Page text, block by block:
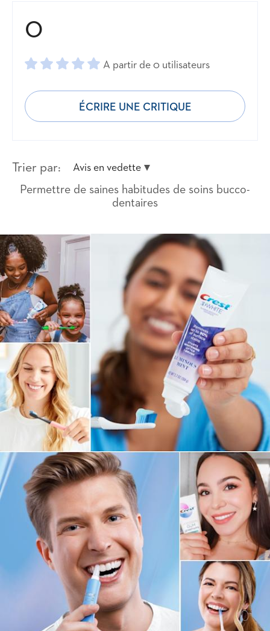
0
A partir de 0 utilisateurs
ÉCRIRE UNE CRITIQUE
Trier par: Avis en vedette
Permettre de saines habitudes de soins bucco-
dentaires